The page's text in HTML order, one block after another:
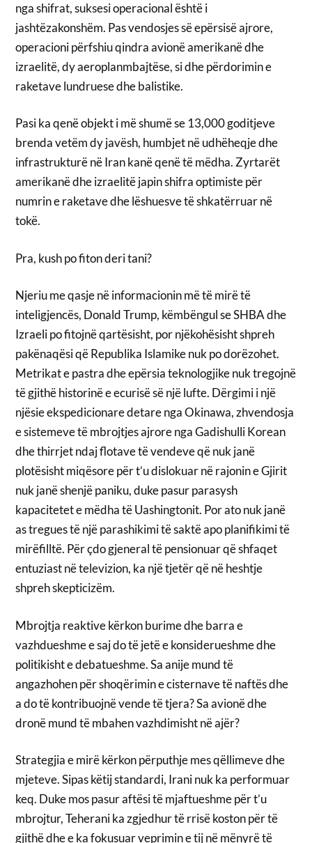
nga shifrat, suksesi operacional është i
jashtëzakonshëm. Pas vendosjes së epërsisë ajrore,
operacioni përfshiu qindra avionë amerikanë dhe
izraelitë, dy aeroplanmbajtëse, si dhe përdorimin e
raketave lundruese dhe balistike.
Pasi ka qenë objekt i më shumë se 13,000 goditjeve
brenda vetëm dy javësh, humbjet në udhëheqje dhe
infrastrukturë në Iran kanë qenë të mëdha. Zyrtarët
amerikanë dhe izraelitë japin shifra optimiste për
numrin e raketave dhe lëshuesve të shkatërruar në
tokë.
Pra, kush po fiton deri tani?
Njeriu me qasje në informacionin më të mirë të
inteligjencës, Donald Trump, këmbëngul se SHBA dhe
Izraeli po fitojnë qartësisht, por njëkohësisht shpreh
pakënaqësi që Republika Islamike nuk po dorëzohet.
Metrikat e pastra dhe epërsia teknologjike nuk tregojnë
të gjithë historinë e ecurisë së një lufte. Dërgimi i një
njësie ekspedicionare detare nga Okinawa, zhvendosja
e sistemeve të mbrojtjes ajrore nga Gadishulli Korean
dhe thirrjet ndaj flotave të vendeve që nuk janë
plotësisht miqësore për t’u dislokuar në rajonin e Gjirit
nuk janë shenjë paniku, duke pasur parasysh
kapacitetet e mëdha të Uashingtonit. Por ato nuk janë
as tregues të një parashikimi të saktë apo planifikimi të
mirëfilltë. Për çdo gjeneral të pensionuar që shfaqet
entuziast në televizion, ka një tjetër që në heshtje
shpreh skepticizëm.
Mbrojtja reaktive kërkon burime dhe barra e
vazhdueshme e saj do të jetë e konsiderueshme dhe
politikisht e debatueshme. Sa anije mund të
angazhohen për shoqërimin e cisternave të naftës dhe
a do të kontribuojnë vende të tjera? Sa avionë dhe
dronë mund të mbahen vazhdimisht në ajër?
Strategjia e mirë kërkon përputhje mes qëllimeve dhe
mjeteve. Sipas këtij standardi, Irani nuk ka performuar
keq. Duke mos pasur aftësi të mjaftueshme për t’u
mbrojtur, Teherani ka zgjedhur të rrisë koston për të
gjithë dhe e ka fokusuar veprimin e tij në mënyrë të